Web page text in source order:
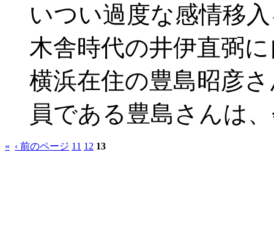
いつい過度な感情
木舎時代の井伊直弼
横浜在住の豊島昭彦
員である豊島さんは
« ‹ 前のページ 11 12 13